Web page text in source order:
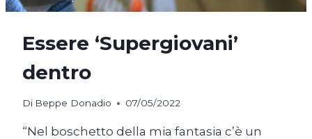
Essere ‘Supergiovani’
dentro
Di Beppe Donadio 07/05/2022
“Nel boschetto della mia fantasia c’è un